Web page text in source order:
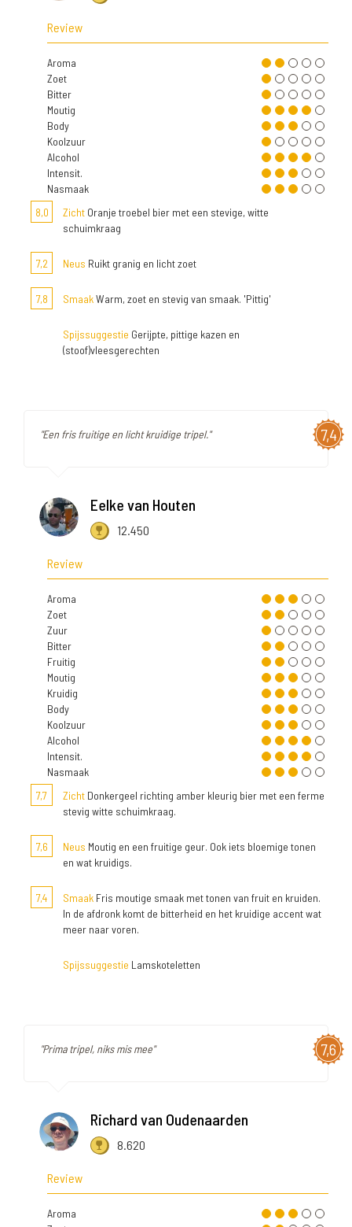
Review
Aroma
Zoet
Bitter
Moutig
Body
Koolzuur
Alcohol
Intensit.
Nasmaak
8,0
Zicht Oranje troebel bier met een stevige, witte
schuimkraag
7,2 Neus Ruikt granig en licht zoet
7,8 SmaakWarm, zoet en stevig van smaak. 'Pittig'
Spijssuggestie Gerijpte, pittige kazen en
(stoof)vleesgerechten
7,4
"Een fris fruitige en licht kruidige tripel."
Eelke van Houten
12.450
Review
Aroma
Zoet
Zuur
Bitter
Fruitig
Moutig
Kruidig
Body
Koolzuur
Alcohol
Intensit.
Nasmaak
7,7
Zicht Donkergeel richting amber kleurig bier met een ferme
stevig witte schuimkraag.
7,6 Neus Moutig en een fruitige geur. Ook iets bloemige tonen
en wat kruidigs.
7,4 Smaak Fris moutige smaak met tonen van fruit en kruiden.
In de afdronk komt de bitterheid en het kruidige accent wat
meer naar voren.
Spijssuggestie Lamskoteletten
7,6
"Prima tripel, niks mis mee"
Richard van Oudenaarden
8.620
Review
Aroma